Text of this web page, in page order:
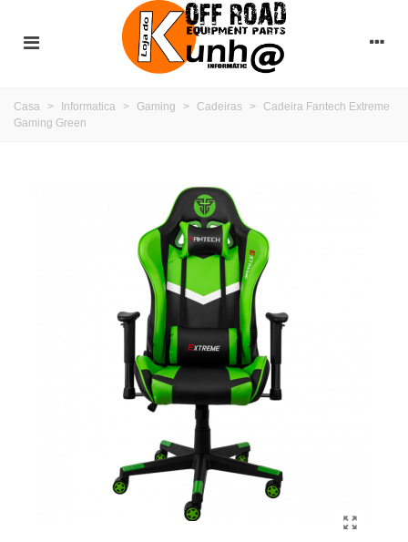
Casa > Informatica > Gaming > Cadeiras >
Cadeira Fantech Extreme
Gaming Green